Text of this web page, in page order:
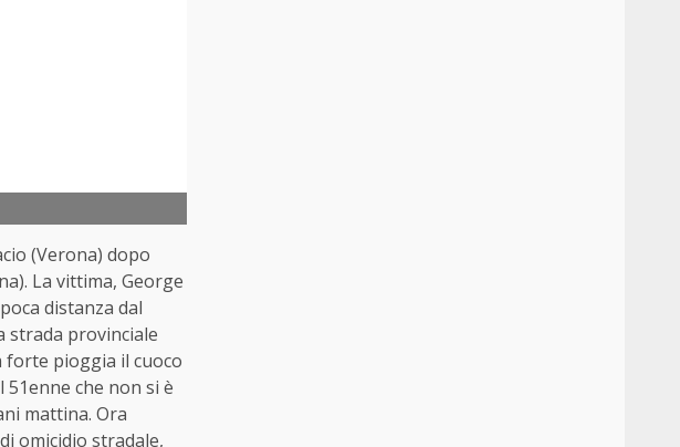
(Verona) dopo
La vittima, George
distanza dal
strada provinciale
forte pioggia il cuoco
che non si è
mattina. Ora
omicidio stradale,